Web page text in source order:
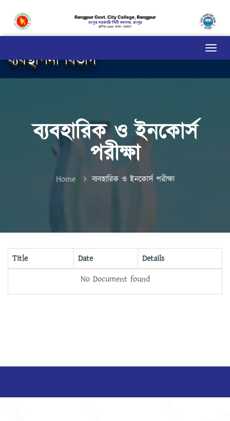
ব্যবস্থাপনা বিভাগ
ব্যবহারিক ও ইনকোর্স
পরীক্ষা
Home ব্যবহারিক ও ইনকোর্স পরীক্ষা
Title Date
Details
No Document found